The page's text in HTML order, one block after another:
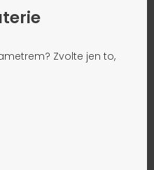
Zvolte jen to,